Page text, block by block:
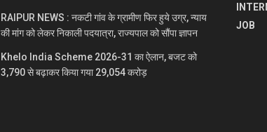
RAIPUR NEWS : नकटी गांव के ग्रामीण फिर हुये उग्र, न्याय
की मांग को लेकर निकाली पदयात्रा, राज्यपाल को सौंपा ज्ञापन
Khelo India Scheme 2026-31 का ऐलान, बजट को
3,790 से बढ़ाकर किया गया 29,054 करोड़
JOB